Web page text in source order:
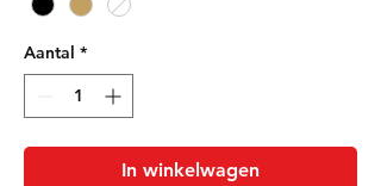
Aantal *
In winkelwagen